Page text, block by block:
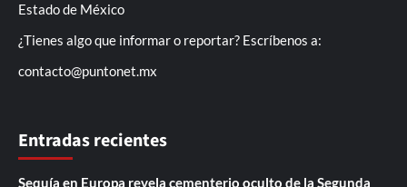
Estado de México
¿Tienes algo que informar o reportar? Escríbenos a:
contacto@puntonet.mx
Entradas recientes
Sequía en Europa revela cementerio oculto de la Segunda